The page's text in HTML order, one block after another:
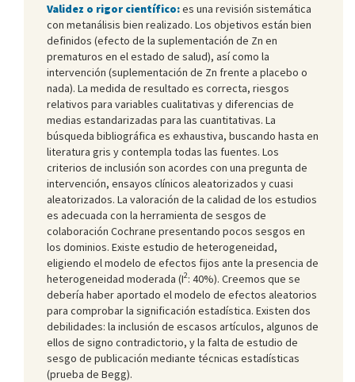
Validez o rigor científico:es una revisión sistemática
con metanálisis bien realizado. Los objetivos están bien
definidos (efecto de la suplementación de Zn en
prematuros en el estado de salud), así como la
intervención (suplementación de Zn frente a placebo o
nada). La medida de resultado es correcta, riesgos
relativos para variables cualitativas y diferencias de
medias estandarizadas para las cuantitativas. La
búsqueda bibliográfica es exhaustiva, buscando hasta en
literatura gris y contempla todas las fuentes. Los
criterios de inclusión son acordes con una pregunta de
intervención, ensayos clínicos aleatorizados y cuasi
aleatorizados. La valoración de la calidad de los estudios
es adecuada con la herramienta de sesgos de
colaboración Cochrane presentando pocos sesgos en
los dominios. Existe estudio de heterogeneidad,
eligiendo el modelo de efectos fijos ante la presencia de
heterogeneidad moderada (I2: 40%). Creemos que se
debería haber aportado el modelo de efectos aleatorios
para comprobar la significación estadística. Existen dos
debilidades: la inclusión de escasos artículos, algunos de
ellos de signo contradictorio, y la falta de estudio de
sesgo de publicación mediante técnicas estadísticas
(prueba de Begg).